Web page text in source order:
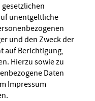
unentgeltliche
und den Zweck der
auf Berichtigung,
Hierzu sowie zu
Daten
Impressum